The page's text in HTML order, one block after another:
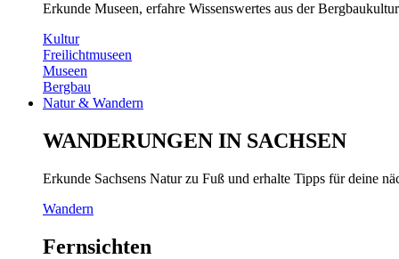
Erkunde Museen, erfahre Wissenswertes aus der
Kultur
Freilichtmuseen
Museen
Bergbau
Natur & Wandern
WANDERUNGEN IN SACHSEN
Erkunde Sachsens Natur zu Fuß und erhalte Tipps für deine
Wandern
Fernsichten